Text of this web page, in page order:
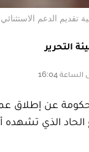
تقديم الدعم
التحرير
عن إطلاق
الحاد الذي